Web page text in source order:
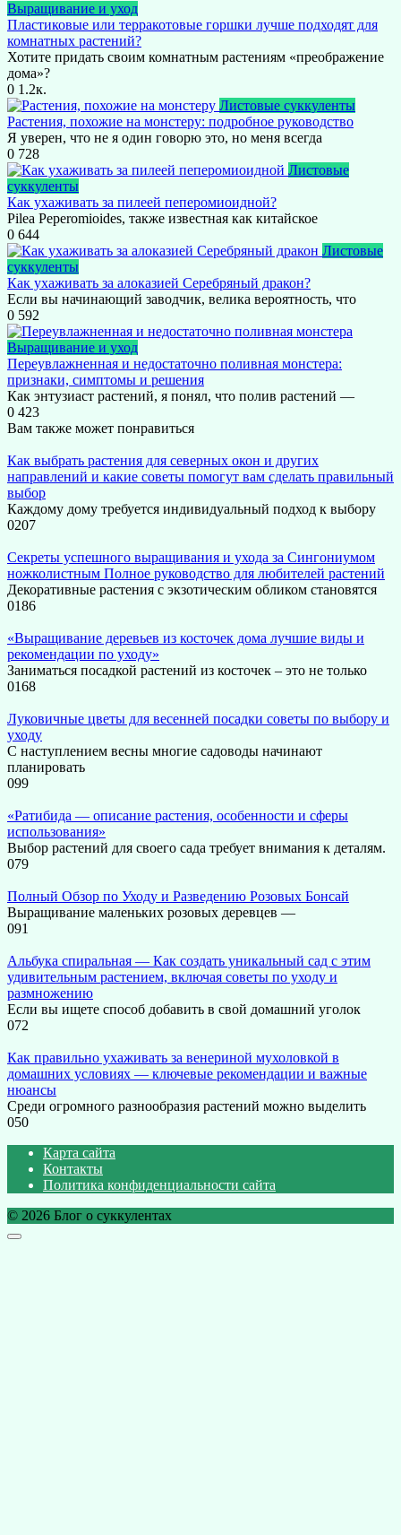
Выращивание и уход
Пластиковые или терракотовые горшки лучше подходят для
комнатных растений?
Хотите придать своим комнатным растениям «преображение
дома»?
0 1.2к.
Листовые суккуленты
Растения, похожие на монстеру: подробное руководство
Я уверен, что не я один говорю это, но меня всегда
0 728
Листовые
суккуленты
Как ухаживать за пилеей пеперомиоидной?
Pilea Peperomioides, также известная как китайское
0 644
Листовые
суккуленты
Как ухаживать за алоказией Серебряный дракон?
Если вы начинающий заводчик, велика вероятность, что
0 592
Выращивание и уход
Переувлажненная и недостаточно поливная монстера:
признаки, симптомы и решения
Как энтузиаст растений, я понял, что полив растений —
0 423
Вам также может понравиться
Как выбрать растения для северных окон и других
направлений и какие советы помогут вам сделать правильный
выбор
Каждому дому требуется индивидуальный подход к выбору
0207
Секреты успешного выращивания и ухода за Сингониумом
ножколистным Полное руководство для любителей растений
Декоративные растения с экзотическим обликом становятся
0186
«Выращивание деревьев из косточек дома лучшие виды и
рекомендации по уходу»
Заниматься посадкой растений из косточек – это не только
0168
Луковичные цветы для весенней посадки советы по выбору и
уходу
С наступлением весны многие садоводы начинают
планировать
099
«Ратибида — описание растения, особенности и сферы
использования»
Выбор растений для своего сада требует внимания к деталям.
079
Полный Обзор по Уходу и Разведению Розовых Бонсай
Выращивание маленьких розовых деревцев —
091
Альбука спиральная — Как создать уникальный сад с этим
удивительным растением, включая советы по уходу и
размножению
Если вы ищете способ добавить в свой домашний уголок
072
Как правильно ухаживать за венериной мухоловкой в
домашних условиях — ключевые рекомендации и важные
нюансы
Среди огромного разнообразия растений можно выделить
050
Карта сайта
Контакты
Политика конфиденциальности сайта
© 2026 Блог о суккулентах